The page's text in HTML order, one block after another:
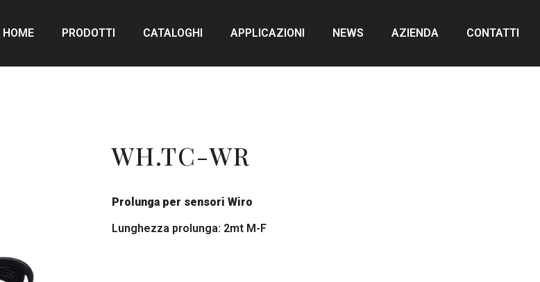
HOME PRODOTTI CATALOGHI APPLICAZIONI NEWS AZIENDA CONTATTI
WH.TC-WR
Prolunga per sensori Wiro
Lunghezza prolunga: 2mt M-F